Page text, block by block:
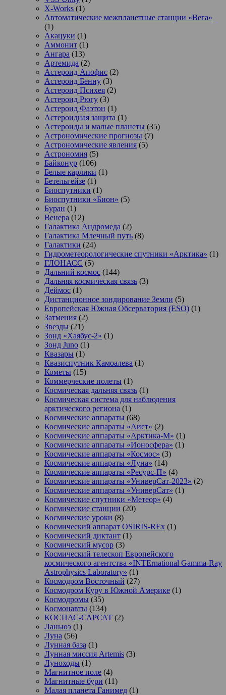
X-Works (1)
Автоматические межпланетные станции «Вега»
(1)
Акацуки (1)
Аммонит (1)
Ангара (13)
Артемида (2)
Астероид Апофис (2)
Астероид Бенну (3)
Астероид Психея (2)
Астероид Рюгу (3)
Астероид Фаэтон (1)
Астероидная защита (1)
Астероиды и малые планеты (35)
Астрономические прогнозы (7)
Астрономические явления (5)
Астрономия (5)
Байконур (106)
Белые карлики (1)
Бетельгейзе (1)
Биоспутники (1)
Биоспутники «Бион» (5)
Буран (1)
Венера (12)
Галактика Андромеда (2)
Галактика Млечный путь (8)
Галактики (24)
Гидрометеорологические спутники «Арктика» (1)
ГЛОНАСС (5)
Дальний космос (144)
Дальняя космическая связь (3)
Деймос (1)
Дистанционное зондирование Земли (5)
Европейская Южная Обсерватория (ESO) (1)
Затмения (2)
Звезды (21)
Зонд «Хаябус-2» (1)
Зонд Juno (1)
Квазары (1)
Квазиспутник Камоалева (1)
Кометы (15)
Коммерческие полеты (1)
Космическая дальняя связь (1)
Космическая система для наблюдения
арктического региона (1)
Космические аппараты (68)
Космические аппараты «Аист» (2)
Космические аппараты «Арктика-М» (1)
Космические аппараты «Ионосфера» (1)
Космические аппараты «Космос» (3)
Космические аппараты «Луна» (14)
Космические аппараты «Ресурс-П» (4)
Космические аппараты «УниверСат-2023» (2)
Космические аппараты «УниверСат» (1)
Космические спутники «Метеор» (4)
Космические станции (20)
Космические уроки (8)
Космический аппарат OSIRIS-REx (1)
Космический диктант (1)
Космический мусор (3)
Космический телескоп Европейского
космического агентства «INTErnational Gamma-Ray
Astrophysics Laboratory» (1)
Космодром Восточный (27)
Космодром Куру в Южной Америке (1)
Космодромы (35)
Космонавты (134)
КОСПАС-САРСАТ (2)
Ланьюэ (1)
Луна (56)
Лунная база (1)
Лунная миссия Artemis (3)
Луноходы (1)
Магнитное поле (4)
Магнитные бури (11)
Малая планета Ганимед (1)